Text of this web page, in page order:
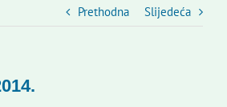
Prethodna Slijedeća